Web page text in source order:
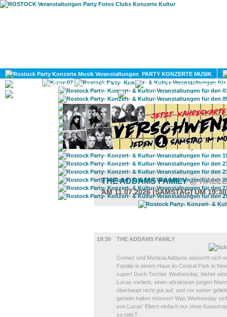
PARTY KONZERTE MUSIK
KULTUR
GAY
THE ADDAMS FAMILY@
AM 11.07.2026 (SAMSTAG) UM
19:30
THE ADDAMS FAMILY
Gomez und Morticia Addams wünscht sich
Familie in einem Haus im Central Park in
super! Doch Tochter Wednesday, bisher
Lucas verliebt, einen attraktiven jungen
überhaupt nicht gut auf, und vor seiner
geheim halten müssen! Was Wednesday
von Lucas' Eltern einfach nur ohne
so naiv?